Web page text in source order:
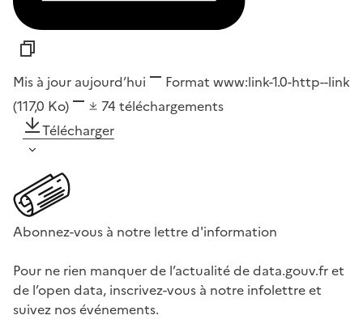
Mis à jour aujourd’hui Format www:link-1.0-http--link
(117,0 Ko)
74 téléchargements
Télécharger
Abonnez-vous à notre lettre d'information
Pour ne rien manquer de l’actualité de data.gouv.fr et
de l’open data, inscrivez-vous à notre infolettre et
suivez nos événements.